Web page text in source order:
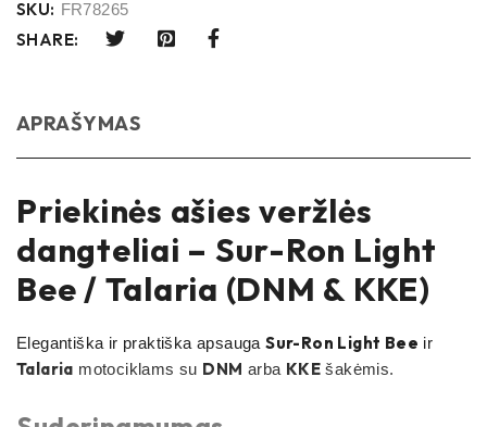
SKU: FR78265
SHARE:
APRAŠYMAS
Priekinės ašies veržlės
dangteliai – Sur-Ron Light
Bee / Talaria (DNM & KKE)
Elegantiška ir praktiška apsaugaSur-Ron Light Bee ir
Talaria motociklams su DNM arba KKE šakėmis.